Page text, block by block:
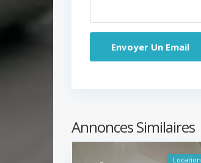
Annonces Similaires
Location